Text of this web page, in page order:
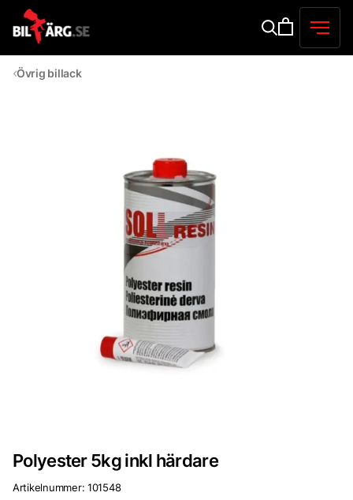
Övrig billack
Polyester 5kg inkl härdare
Artikelnummer: 101548